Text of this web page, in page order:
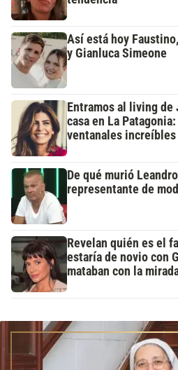
Así está hoy
y Gianluca Simeone
Entramos al living de
casa en La
ventanales increíbles
De qué murió
representante de
Revelan quién es el
estaría de novio con
mataban con la